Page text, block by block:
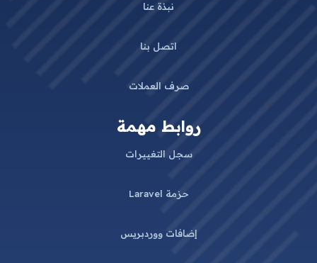
نبذة عنا
اتصل بنا
صرف العملات
روابط مهمة
سجل التغييرات
حزمة Laravel
إضافات ووردبريس